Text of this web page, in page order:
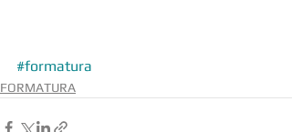
#formatura
FORMATURA